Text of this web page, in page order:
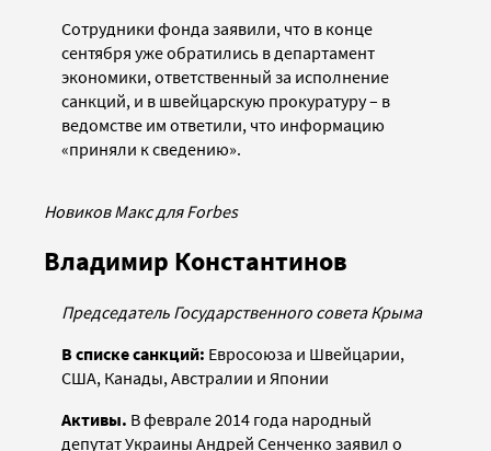
Сотрудники фонда заявили, что в конце
сентября уже обратились в департамент
экономики, ответственный за исполнение
санкций, и в швейцарскую прокуратуру – в
ведомстве им ответили, что информацию
«приняли к сведению».
Новиков Макс для Forbes
Владимир Константинов
Председатель Государственного совета Крыма
В списке санкций: Евросоюза и Швейцарии,
США, Канады, Австралии и Японии
Активы. В феврале 2014 года народный
депутат Украины Андрей Сенченко заявил о